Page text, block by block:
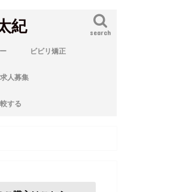
紀 search
ビビリ矯正
求人募集
する